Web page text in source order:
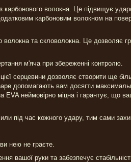
волокна. Це підвищує
карбоновим волокном на
та скловолокна. Це дозволяє
м'яча при збереженні контролю.
серцевини дозволяє створити ще
допомагають вам досягти
EVA неймовірно міцна і гарантує, що
під час кожного удару, тим сами
нею не граєте.
вашої руки та забезпечує